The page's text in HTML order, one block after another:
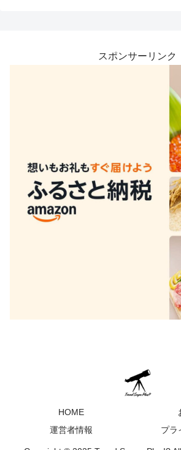
スポンサーリンク
HOME
運営者情報
プラ